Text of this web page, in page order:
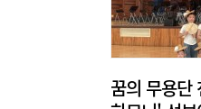
꿈의 무용단